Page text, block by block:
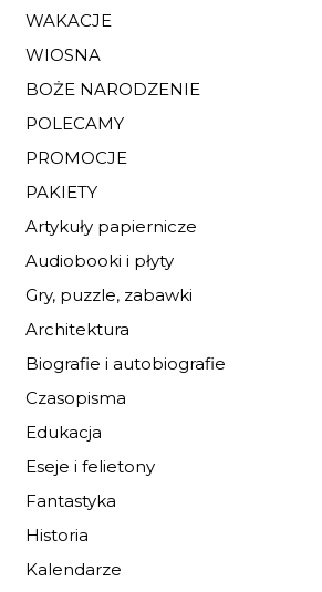
WAKACJE
WIOSNA
BOŻE NARODZENIE
POLECAMY
PROMOCJE
PAKIETY
Artykuły papiernicze
Audiobooki i płyty
Gry, puzzle, zabawki
Architektura
Biografie i autobiografie
Czasopisma
Edukacja
Eseje i felietony
Fantastyka
Historia
Kalendarze